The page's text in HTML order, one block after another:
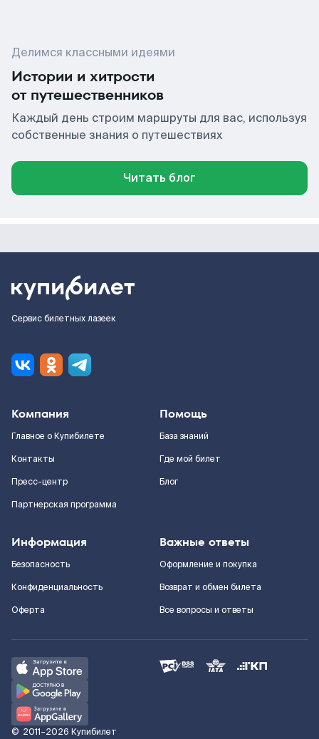
Делимся классными идеями
Истории и хитрости
от путешественников
Каждый день строим маршруты для вас, используя
собственные знания о путешествиях
Читать блог
Сервис билетных лазеек
Компания
Главное о Купибилете
Контакты
Пресс-центр
Партнерская программа
Помощь
База знаний
Где мой билет
Блог
Информация
Безопасность
Конфиденциальность
Оферта
Важные ответы
Оформление и покупка
Возврат и обмен билета
Все вопросы и ответы
© 2011–2026 Купибилет